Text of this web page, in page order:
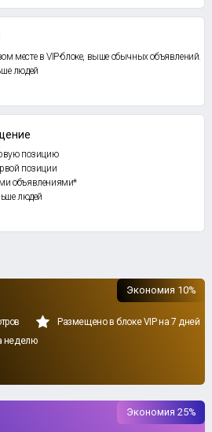
месте в VIP-блоке, выше обычных объявлений.
людей
позицию
позиции
объявлениями*
людей
Размещено в блоке VIP на 7 дней
неделю
Экономия 10%
Экономия 25%